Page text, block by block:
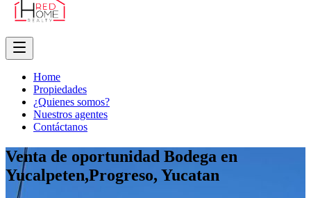
Home
Propiedades
¿Quienes somos?
Nuestros agentes
Contáctanos
Venta de oportunidad Bodega en
Yucalpeten,Progreso, Yucatan